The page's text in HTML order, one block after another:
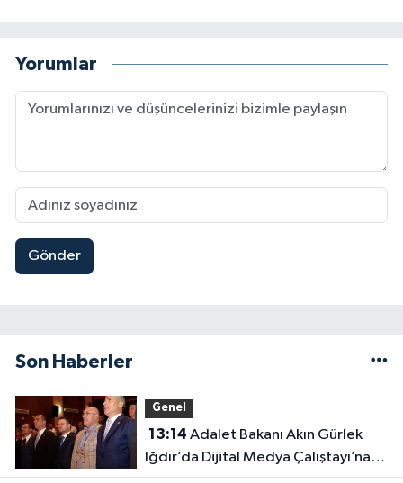
Yorumlar
Gönder
Son Haberler
Genel
13:14
Iğdır’da Dijital Medya Çalıştayı’na
Katıldı